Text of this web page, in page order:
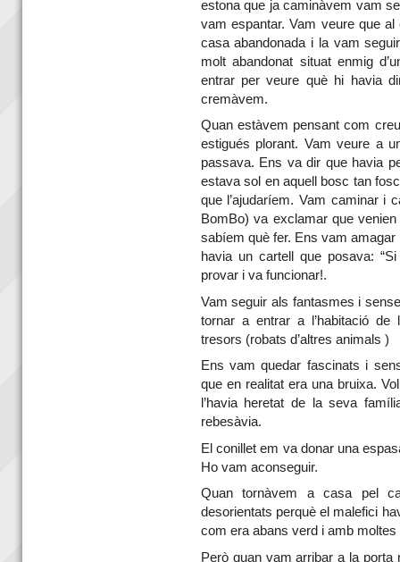
estona que ja caminàvem vam
vam espantar. Vam veure que
casa abandonada i la vam
molt abandonat situat enmig
entrar per veure què hi havia
cremàvem.
Quan estàvem pensant com
estigués plorant. Vam veure a
passava. Ens va dir que havia
estava sol en aquell bosc tan
que l’ajudaríem. Vam caminar i
BomBo) va exclamar que
sabíem què fer. Ens vam
havia un cartell que posava:
provar i va funcionar!.
Vam seguir als fantasmes i
tornar a entrar a l’habitació
tresors (robats d’altres animals )
Ens vam quedar fascinats i
que en realitat era una bruixa.
l’havia heretat de la seva
rebesàvia.
El conillet em va donar una
Ho vam aconseguir.
Quan tornàvem a casa pel
desorientats perquè el malefici
com era abans verd i amb moltes
Però quan vam arribar a la porta